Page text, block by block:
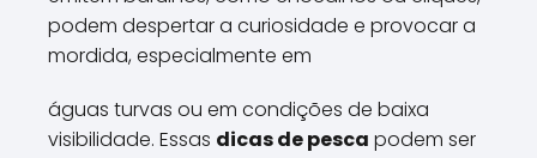
podem despertar a curiosidade e provocar a
mordida, especialmente em
águas turvas ou em condições de baixa
visibilidade. Essas dicas de pesca podem ser